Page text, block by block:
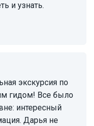
и узнать.
гидом! Все было
интересный
Дарья не